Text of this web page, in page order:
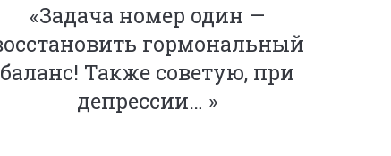
«Задача номер один —
гормональный
баланс! Также советую, при
депрессии… »